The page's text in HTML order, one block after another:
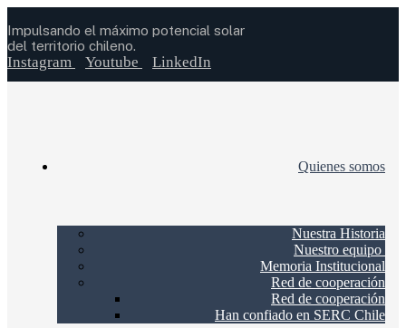
Impulsando el máximo potencial solar
del territorio chileno.
Instagram Youtube LinkedIn
Quienes somos
Nuestra Historia
Nuestro equipo
Memoria Institucional
Red de cooperación
Red de cooperación
Han confiado en SERC Chile